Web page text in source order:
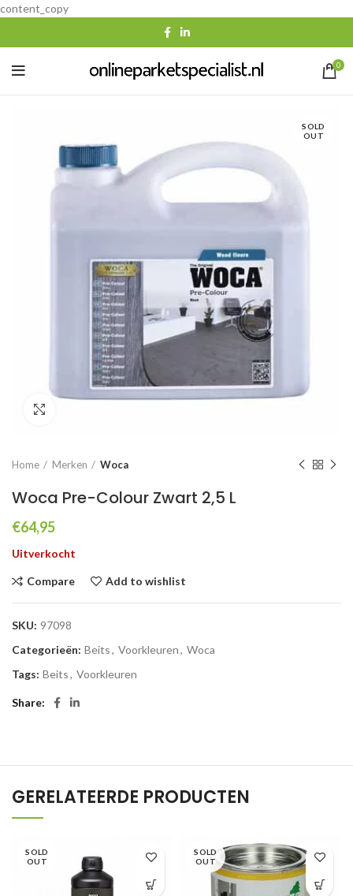
content_copy
0
SOLD
OUT
Home Merken Woca
Woca Pre-Colour Zwart 2,5 L
€64,95
Uitverkocht
Compare Add to wishlist
SKU: 97098
Categorieën: Beits, Voorkleuren, Woca
Tags: Beits, Voorkleuren
Share
GERELATEERDE PRODUCTEN
SOLD
OUT
SOLD
OUT